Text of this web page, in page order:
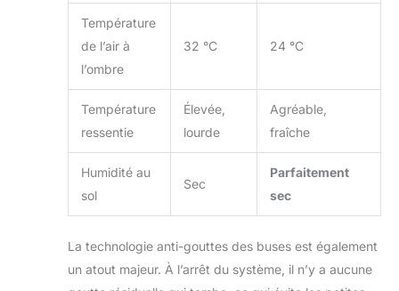
Température
de l’air à
l’ombre
32 °C 24 °C
Température
ressentie
Élevée,
lourde
Agréable,
fraîche
Humidité au
sol
Sec
Parfaitement
sec
La technologie anti-gouttes des buses est également
un atout majeur. À l’arrêt du système, il n’y a aucune